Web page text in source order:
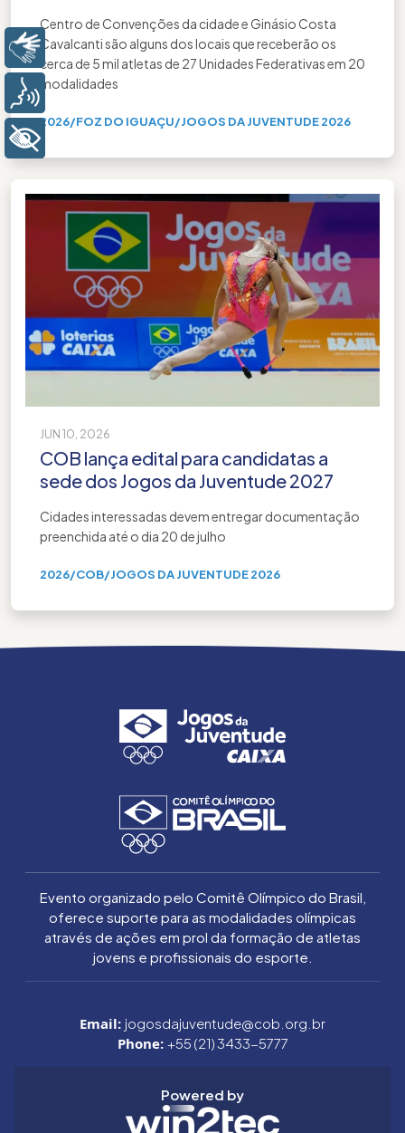
Centro de Convenções da cidade e Ginásio Costa
Cavalcanti são alguns dos locais que receberão os
cerca de 5 mil atletas de 27 Unidades Federativas em 20
modalidades
2026/FOZ DO IGUAÇU/JOGOS DA JUVENTUDE 2026
JUN 10, 2026
COB lança edital para candidatas a
sede dos Jogos da Juventude 2027
Cidades interessadas devem entregar documentação
preenchida até o dia 20 de julho
2026/COB/JOGOS DA JUVENTUDE 2026
Evento organizado pelo Comitê Olímpico do Brasil,
oferece suporte para as modalidades olímpicas
através de ações em prol da formação de atletas
jovens e profissionais do esporte.
Email: jogosdajuventude@cob.org.br
Phone: +55 (21) 3433-5777
Powered by
Libras
Voz